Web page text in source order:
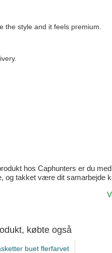
the style and it feels premium.
hos Caphunters er du
og takket være dit samarbejde
købte også